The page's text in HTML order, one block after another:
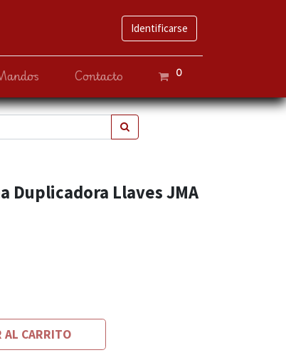
Identificarse
Contacto 0
Duplicadora Llaves JMA
AL CARRITO